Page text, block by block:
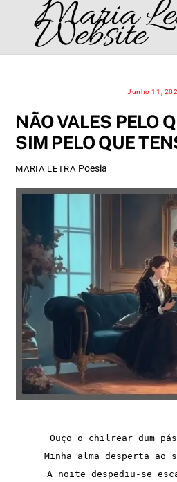
content
Maria
Website
Junho 11,
NÃO VALES PELO
SIM PELO QUE
MARIA LETRA Poesia
Ouço o chilrear dum
Minha alma desperta ao
A noite despediu-se